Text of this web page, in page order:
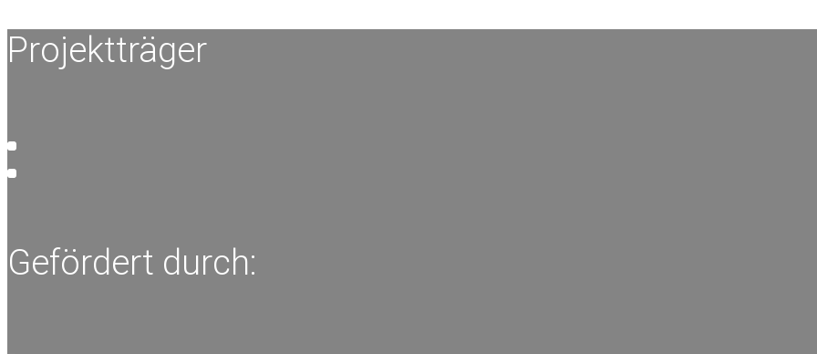
Projektträger
Gefördert durch: